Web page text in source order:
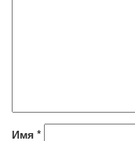
Имя *